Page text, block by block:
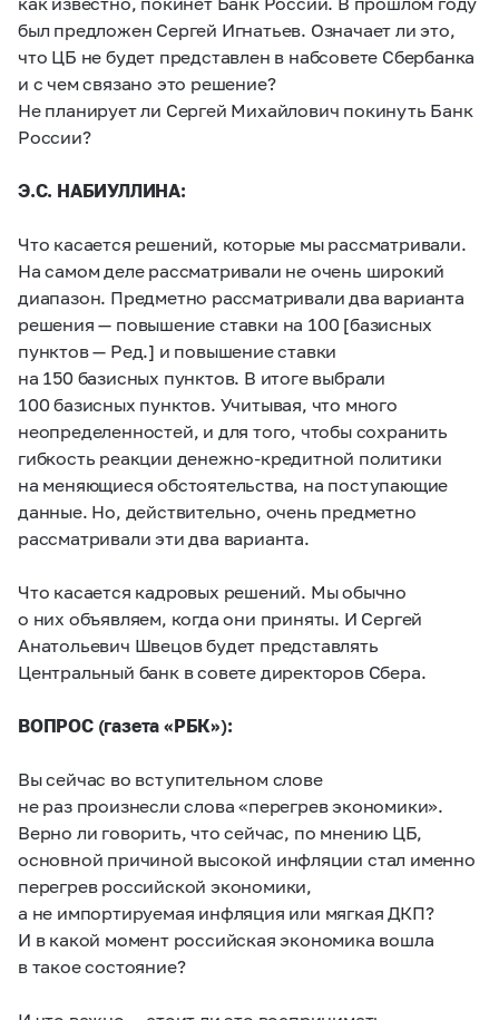
был предложен Сергей Игнатьев. Означает ли это,
что ЦБ не будет представлен в набсовете Сбербанка
и с чем связано это решение?
Не планирует ли Сергей Михайлович покинуть Банк
России?
Э.С. НАБИУЛЛИНА:
Что касается решений, которые мы рассматривали.
На самом деле рассматривали не очень широкий
диапазон. Предметно рассматривали два варианта
решения — повышение ставки на 100 [базисных
пунктов — Ред.] и повышение ставки
на 150 базисных пунктов. В итоге выбрали
100 базисных пунктов. Учитывая, что много
неопределенностей, и для того, чтобы сохранить
гибкость реакции денежно-кредитной политики
на меняющиеся обстоятельства, на поступающие
данные. Но, действительно, очень предметно
рассматривали эти два варианта.
Что касается кадровых решений. Мы обычно
о них объявляем, когда они приняты. И Сергей
Анатольевич Швецов будет представлять
Центральный банк в совете директоров Сбера.
ВОПРОС (газета «РБК»):
Вы сейчас во вступительном слове
не раз произнесли слова «перегрев экономики».
Верно ли говорить, что сейчас, по мнению ЦБ,
основной причиной высокой инфляции стал именно
перегрев российской экономики,
а не импортируемая инфляция или мягкая ДКП?
И в какой момент российская экономика вошла
в такое состояние?